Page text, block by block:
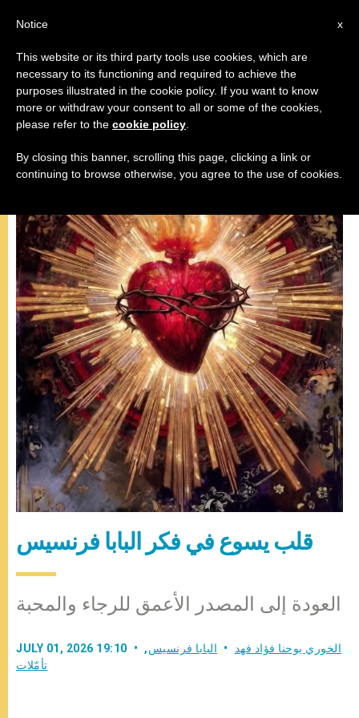
البابا فرنسيس,تأمّلات
قلب يسوع في فكر البابا فرنسيس
العودة إلى المصدر الأعمق للرجاء والمحبة
JULY 01, 2026 19:10 الخوري يوحنا فؤاد فهد البابا فرنسيس,
تأمّلات
x
Notice
This website or its third party tools use cookies, which are
necessary to its functioning and required to achieve the
purposes illustrated in the cookie policy. If you want to know
more or withdraw your consent to all or some of the cookies,
please refer to the cookie policy
By closing this banner, scrolling this page, clicking a link or
continuing to browse otherwise, you agree to the use of cookies.